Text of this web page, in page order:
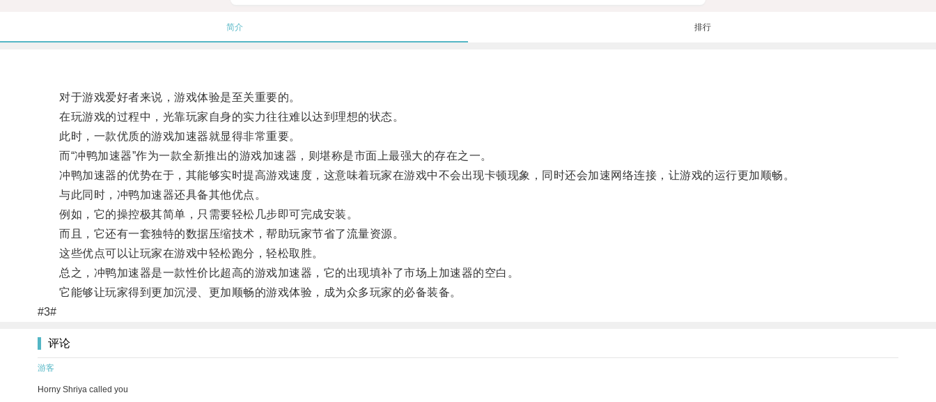
简介 排行
对于游戏爱好者来说，游戏体验是至关重要的。
在玩游戏的过程中，光靠玩家自身的实力往往难以达到理想的状态。
此时，一款优质的游戏加速器就显得非常重要。
而“冲鸭加速器”作为一款全新推出的游戏加速器，则堪称是市面上最强大的存在之一。
冲鸭加速器的优势在于，其能够实时提高游戏速度，这意味着玩家在游戏中不会出现卡顿现象，同时还会加速网络连接，让游戏的运行更加顺畅。
与此同时，冲鸭加速器还具备其他优点。
例如，它的操控极其简单，只需要轻松几步即可完成安装。
而且，它还有一套独特的数据压缩技术，帮助玩家节省了流量资源。
这些优点可以让玩家在游戏中轻松跑分，轻松取胜。
总之，冲鸭加速器是一款性价比超高的游戏加速器，它的出现填补了市场上加速器的空白。
它能够让玩家得到更加沉浸、更加顺畅的游戏体验，成为众多玩家的必备装备。
#3#
评论
游客
Horny Shriya called you